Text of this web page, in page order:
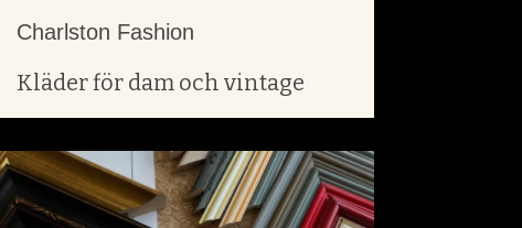
Charlston Fashion
Kläder för dam och vintage